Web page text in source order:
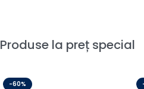
Produse la preț special
-60%